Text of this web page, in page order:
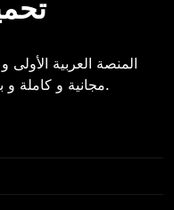
المنصة العربية الأولى
مجانية و كاملة و بروابط مباشرة.